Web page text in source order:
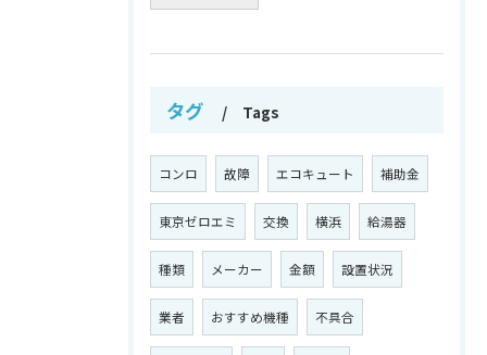
タグ Tags
コンロ 故障 エコキュート 補助金
東京ゼロエミ 交換 横浜 給湯器
種類 メーカー 金額 設置状況
業者 おすすめ機種 不具合